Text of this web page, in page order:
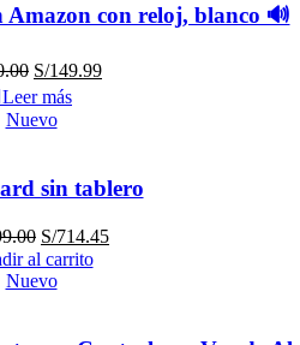
Amazon con reloj, blanco 🔊
S/149.99
Leer más
Nuevo
sin tablero
S/714.45
al carrito
Nuevo